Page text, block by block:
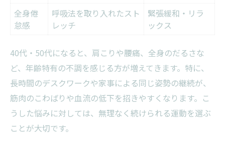
全身倦
怠感
呼吸法を取り入れたスト
レッチ
緊張緩和・リラ
ックス
40代・50代になると、肩こりや腰痛、全身のだるさな
ど、年齢特有の不調を感じる方が増えてきます。特に、
長時間のデスクワークや家事による同じ姿勢の継続が、
筋肉のこわばりや血流の低下を招きやすくなります。こ
うした悩みに対しては、無理なく続けられる運動を選ぶ
ことが大切です。